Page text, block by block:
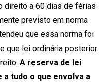
direito a 60 dias de férias
previsto em norma
que essa norma foi
que lei ordinária posterior
A reserva de lei
tudo o que envolva a